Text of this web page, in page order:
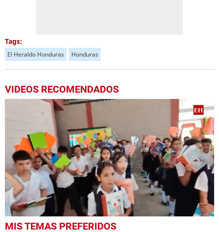
Tags:
El Heraldo Honduras Honduras
VIDEOS RECOMENDADOS
seconds
MIS TEMAS PREFERIDOS